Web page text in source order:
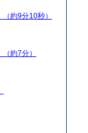
（約9分10秒）
（約7分）